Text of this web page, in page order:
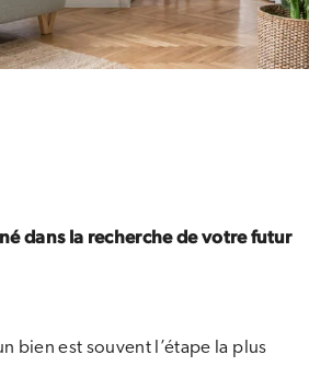
dans la recherche de votre futur
bien est souvent l’étape la plus